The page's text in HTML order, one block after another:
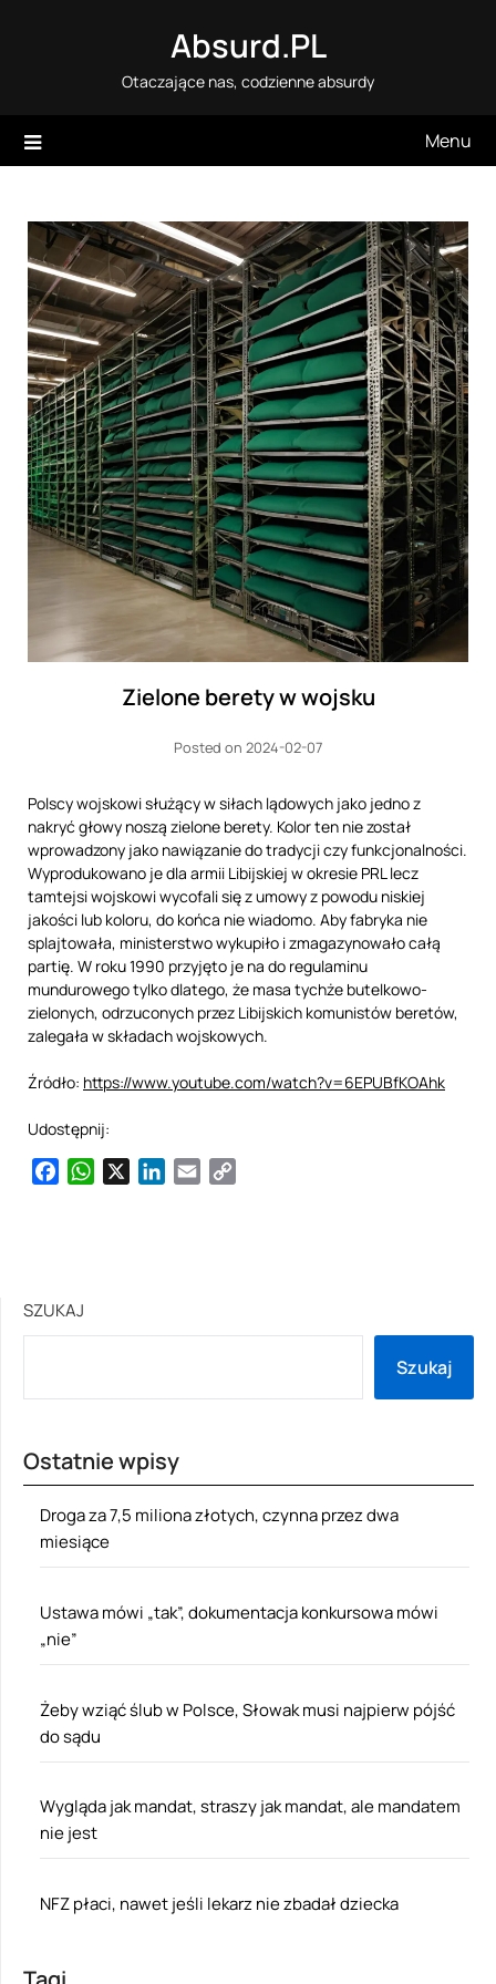
Absurd.PL
Otaczające nas, codzienne absurdy
Menu
Zielone berety w wojsku
Posted on 2024-02-07
Polscy wojskowi służący w siłach lądowych jako jedno z
nakryć głowy noszą zielone berety. Kolor ten nie został
wprowadzony jako nawiązanie do tradycji czy funkcjonalności.
Wyprodukowano je dla armii Libijskiej w okresie PRL lecz
tamtejsi wojskowi wycofali się z umowy z powodu niskiej
jakości lub koloru, do końca nie wiadomo. Aby fabryka nie
splajtowała, ministerstwo wykupiło i zmagazynowało całą
partię. W roku 1990 przyjęto je na do regulaminu
mundurowego tylko dlatego, że masa tychże butelkowo-
zielonych, odrzuconych przez Libijskich komunistów beretów,
zalegała w składach wojskowych.
Źródło: https://www.youtube.com/watch?v=6EPUBfKOAhk
Udostępnij:
FacebookWhatsAppLinkedIn
Email
SZUKAJ
Szukaj
Ostatnie wpisy
Droga za 7,5 miliona złotych, czynna przez dwa
miesiące
Ustawa mówi „tak”, dokumentacja konkursowa mówi
„nie”
Żeby wziąć ślub w Polsce, Słowak musi najpierw pójść
do sądu
Wygląda jak mandat, straszy jak mandat, ale mandatem
nie jest
NFZ płaci, nawet jeśli lekarz nie zbadał dziecka